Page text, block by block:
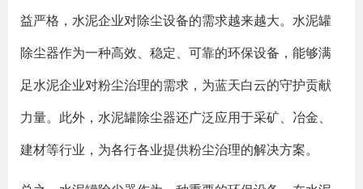
益严格，水泥企业对除尘设备的需求越来越大。水泥罐
除尘器作为一种高效、稳定、可靠的环保设备，能够满
足水泥企业对粉尘治理的需求，为蓝天白云的守护贡献
力量。此外，水泥罐除尘器还广泛应用于采矿、冶金、
建材等行业，为各行各业提供粉尘治理的解决方案。